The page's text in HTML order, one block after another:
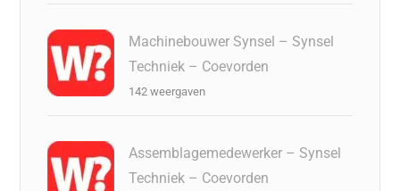
Machinebouwer Synsel – Synsel
Techniek – Coevorden
142 weergaven
Assemblagemedewerker – Synsel
Techniek – Coevorden